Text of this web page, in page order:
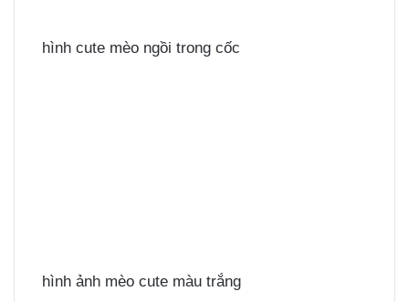
hình cute mèo ngồi trong cốc
hình ảnh mèo cute màu trắng